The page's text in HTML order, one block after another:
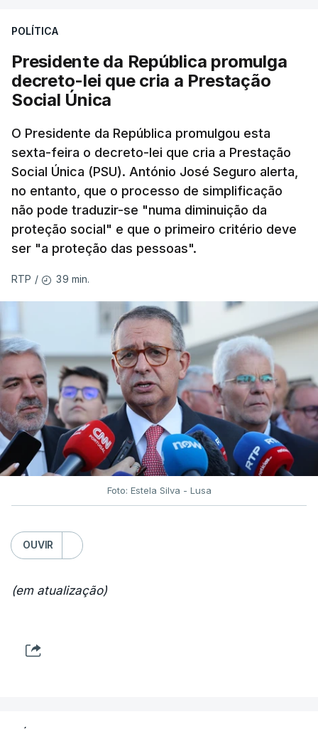
POLÍTICA
Presidente da República promulga
decreto-lei que cria a Prestação
Social Única
O Presidente da República promulgou esta
sexta-feira o decreto-lei que cria a Prestação
Social Única (PSU). António José Seguro alerta,
no entanto, que o processo de simplificação
não pode traduzir-se "numa diminuição da
proteção social" e que o primeiro critério deve
ser "a proteção das pessoas".
RTP / 39 min.
Foto: Estela Silva - Lusa
OUVIR
(em atualização)